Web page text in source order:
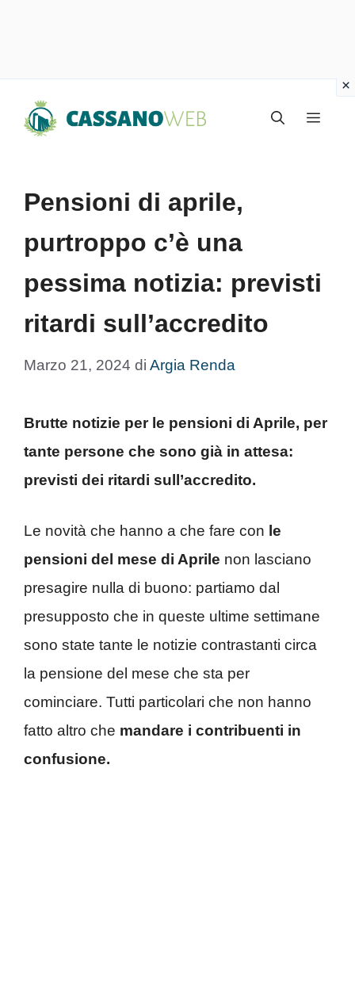
Menu
Pensioni di aprile,
purtroppo c’è una
pessima notizia: previsti
ritardi sull’accredito
Marzo 21, 2024 di Argia Renda
Brutte notizie per le pensioni di Aprile, per
tante persone che sono già in attesa:
previsti dei ritardi sull’accredito.
Le novità che hanno a che fare con le
pensioni del mese di Aprile non lasciano
presagire nulla di buono: partiamo dal
presupposto che in queste ultime settimane
sono state tante le notizie contrastanti circa
la pensione del mese che sta per
cominciare. Tutti particolari che non hanno
fatto altro che mandare i contribuenti in
confusione.